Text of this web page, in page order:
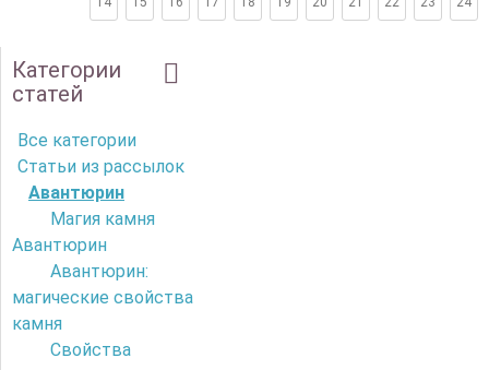
Категории
статей
Все категории
Статьи из рассылок
Авантюрин
Магия камня
Авантюрин
Авантюрин:
магические свойства
камня
Свойства